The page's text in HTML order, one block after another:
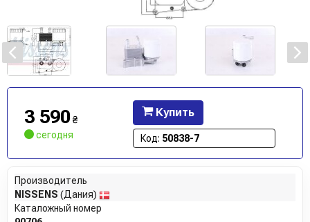
3 590 ₴
сегодня
Купить
Код: 50838-7
Производитель
NISSENS (Дания)
Каталожный номер